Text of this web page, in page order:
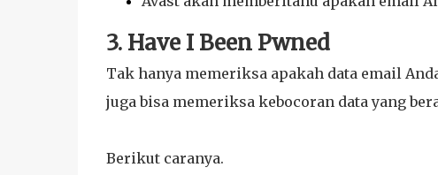
3. Have I Been Pwned
Tak hanya memeriksa apakah data email
juga bisa memeriksa kebocoran data yang
Berikut caranya.